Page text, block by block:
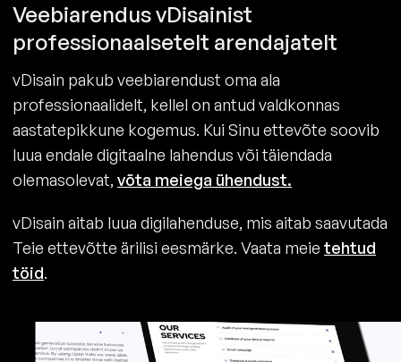
Veebiarendus vDisainist
professionaalsetelt arendajatelt
vDisain pakub veebiarendust oma ala
professionaalidelt, kellel on antud valdkonnas
aastatepikkune kogemus. Kui Sinu ettevõte soovib
luua endale digitaalne lahendus või täiendada
olemasolevat, võta meiega ühendust.
vDisain aitab luua digilahenduse, mis aitab saavutada
Teie ettevõtte ärilisi eesmärke. Vaata meietehtud
töid.